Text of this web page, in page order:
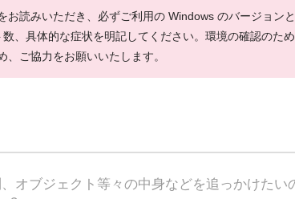
お読みいただき、必ずご利用の Windows のバージョンと
、具体的な症状を明記してください。環境の確認のため
ご協力をお願いいたします。